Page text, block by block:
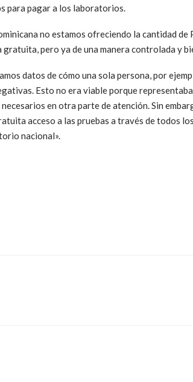
para pagar a los laboratorios.
no estamos ofreciendo la cantidad de
pero ya de una manera controlada y
datos de cómo una sola persona, por
Esto no era viable porque
en otra parte de atención. Sin
acceso a las pruebas a través de todos
nacional».